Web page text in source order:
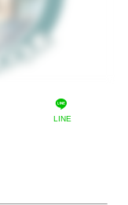
LINE